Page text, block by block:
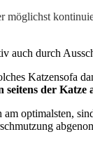
durch
Katzensofa
der Katze
optimalsten,